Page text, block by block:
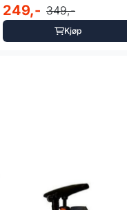
249,- 349,-
Kjøp